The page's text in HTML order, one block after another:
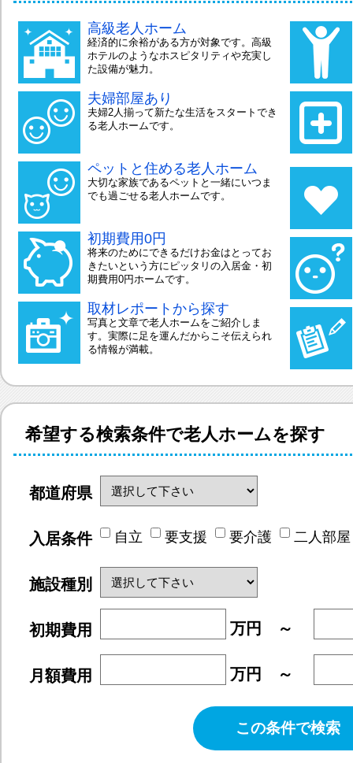
高級老人ホーム
経済的に余裕がある方が対象です。高級
ホテルのようなホスピタリティや充実し
た設備が魅力。
夫婦部屋あり
夫婦2人揃って新たな生活をスタートでき
る老人ホームです。
ペットと住める老人ホーム
大切な家族であるペットと一緒にいつま
でも過ごせる老人ホームです。
初期費用0円
将来のためにできるだけお金はとってお
きたいという方にピッタリの入居金・初
期費用0円ホームです。
取材レポートから探す
写真と文章で老人ホームをご紹介しま
す。実際に足を運んだからこそ伝えられ
る情報が満載。
希望する検索条件で老人ホームを探す
都道府県
入居条件 自立 要支援 要介護 二人部屋
施設種別
初期費用 万円 ～
月額費用 万円 ～
この条件で検索